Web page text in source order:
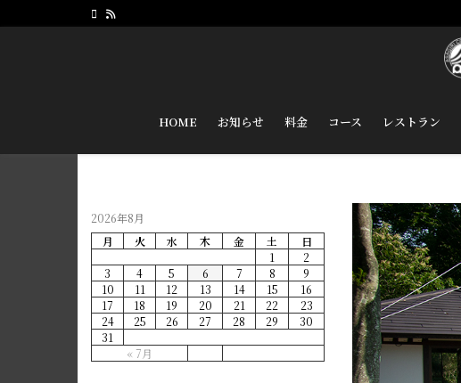
HOME お知らせ 料金 コース レストラン
2026年8月
月
火 水 木 金 土 日
« 7月
1
2
3
4 5 6 7 8
9
10
11 12 13 14 15
16
17
18 19 20 21 22
23
24
25 26 27 28 29
30
31